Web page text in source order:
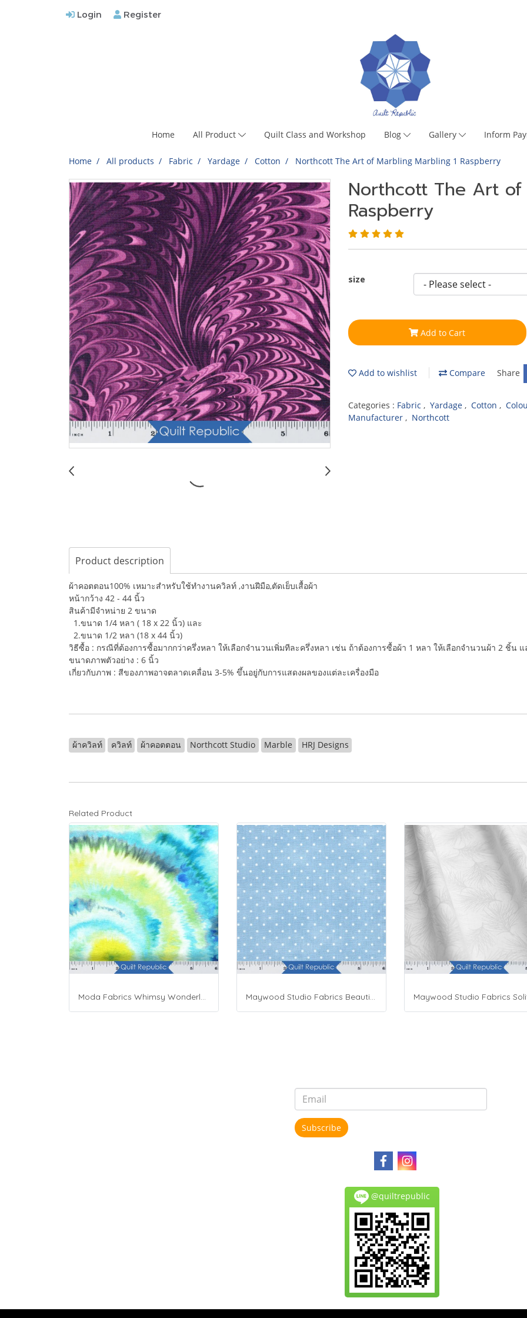
Login Register
Home All Product Quilt Class and Workshop Blog Gallery Inform
Home All products Fabric Yardage Cotton Northcott The Art of Marbling Marbling 1 Raspberry
Northcott The Art of
Raspberry
size
Add to Cart
Add to wishlist Compare Share
Categories : Fabric , Yardage , Cotton ,
Manufacturer , Northcott
Product description
ผ้าคอตตอน100% เหมาะสำหรับใช้ทำงานควิลท์ ,งานฝีมือ,ตัดเย็บเสื้อผ้า
หน้ากว้าง 42 - 44 นิ้ว
สินค้ามีจำหน่าย 2 ขนาด
1.ขนาด 1/4 หลา ( 18 x 22 นิ้ว) และ
2.ขนาด 1/2 หลา (18 x 44 นิ้ว)
วิธีซื้อ : กรณีที่ต้องการซื้อมากกว่าครึ่งหลา ให้เลือกจำนวนเพิ่มทีละครึ่งหลา เช่น ถ้าต้องการซื้อผ้า 1 หลา ให้เลือกจำนวนผ้า 2 ชิ้น
ขนาดภาพตัวอย่าง : 6 นิ้ว
เกี่ยวกับภาพ : สีของภาพอาจตลาดเคลื่อน 3-5% ขึ้นอยู่กับการแสดงผลของแต่ละเครื่องมือ
ผ้าควิลท์ ควิลท์ ผ้าคอตตอน Northcott Studio Marble HRJ Designs
Related Product
Moda Fabrics Whimsy Wonderland Shakedown Street Spiral Breeze Maywood Studio Fabrics Beautiful Basics Blue
Subscribe
@quiltrepublic